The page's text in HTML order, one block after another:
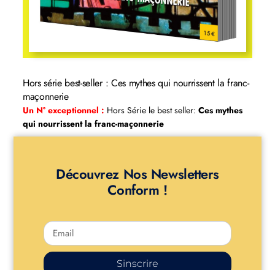
Hors série best-seller : Ces mythes qui nourrissent la franc-
maçonnerie
Un N° exceptionnel : Hors Série le best seller: Ces mythes
qui nourrissent la franc-maçonnerie
Découvrez Nos Newsletters
Conform !
Sinscrire